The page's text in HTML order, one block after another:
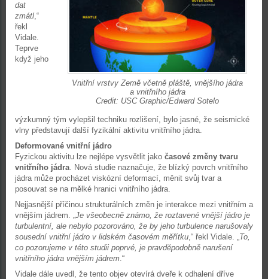
Vnitřní vrstvy Země včetně pláště, vnějšího jádra
a vnitřního jádra
Credit: USC Graphic/Edward Sotelo
dat
zmátl,“
řekl
Vidale.
Teprve
když jeho
výzkumný tým vylepšil techniku rozlišení, bylo jasné, že seismické
vlny představují další fyzikální aktivitu vnitřního jádra.
Deformované vnitřní jádro
Fyzickou aktivitu lze nejlépe vysvětlit jako časové změny tvaru
vnitřního jádra . Nová studie naznačuje, že blízký povrch vnitřního
jádra může procházet viskózní deformací, měnit svůj tvar a
posouvat se na mělké hranici vnitřního jádra.
Nejjasnější příčinou strukturálních změn je interakce mezi vnitřním a
vnějším jádrem. „ Je všeobecně známo, že roztavené vnější jádro je
turbulentní, ale nebylo pozorováno, že by jeho turbulence narušovaly
sousední vnitřní jádro v lidském časovém měřítku ,“ řekl Vidale. „ To,
co pozorujeme v této studii poprvé, je pravděpodobně narušení
vnitřního jádra vnějším jádrem .“
Vidale dále uvedl, že tento objev otevírá dveře k odhalení dříve